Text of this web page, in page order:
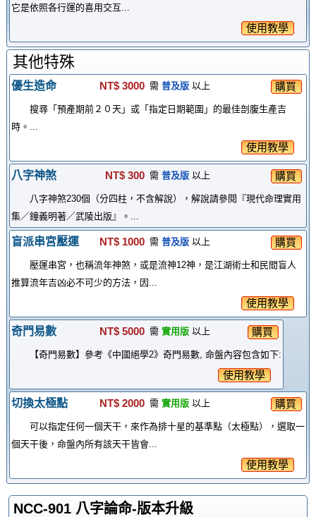
它是依照各行運的喜用交互...
使用教學
其他特殊
優生造命 NT$ 3000 需 普及版以上 購買
搜尋「預產期前２０天」或「指定日期範圍」的最佳剖腹生產吉
時。...
使用教學
八字神煞 NT$ 300 需 普及版以上 購買
八字神煞230個（分四柱，不含解說），解說請參閱『現代命理實用
集／鐘義明著／武陵出版』。...
盲派串宮壓運 NT$ 1000 需 普及版以上 購買
壓運串宮，也稱流年神煞，或是流神12神，是江湖術士和民間盲人
推算流年吉凶必不可少的方法，因...
使用教學
奇門易數 NT$ 5000 需 實用版以上 購買
【奇門易數】參考《中國絕學2》奇門易數, 命盤內容包含如下:
使用教學
切換太極點 NT$ 2000 需 實用版以上 購買
可以指定任何一個天干，來作為排十星的基準點（太極點），選取一
個天干後，命盤內所有該天干皆會...
使用教學
NCC-901 八字論命-版本升級